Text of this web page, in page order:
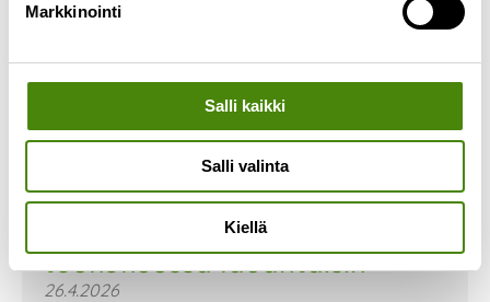
Markkinointi
Salli kaikki
Salli valinta
Kiellä
Ylivieskan lajittelupiha auki
toukokuussa lauantaisin
26.4.2026